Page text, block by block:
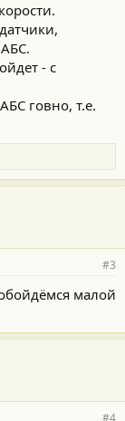
- с
говно, т.е.
#3
малой
#4